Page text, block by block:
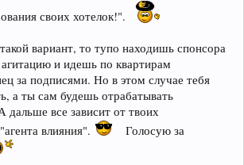
своих хотелок!".
вариант, то тупо находишь спонсора
и идешь по квартирам
за подписями. Но в этом случае тебя
а ты сам будешь отрабатывать
дальше все зависит от твоих
влияния".
Голосую за